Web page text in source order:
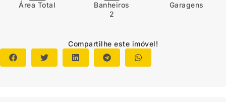
Área Total
Banheiros
2
Garagens
Compartilhe este imóvel!